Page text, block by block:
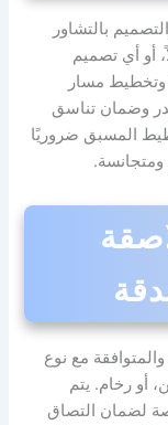
بالتشاور
أو أي تصميم
وتخطيط مسار
وضمان تناسق
المسبق ضروريًا
ومتجانسة.
مع نوع
أو رخام. يتم
لضمان التصاق